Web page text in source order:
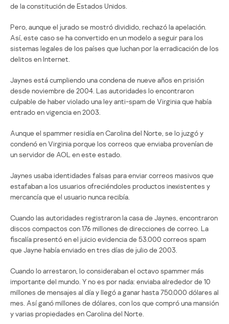
de la constitución de Estados Unidos.
Pero, aunque el jurado se mostró dividido, rechazó la apelación.
Así, este caso se ha convertido en un modelo a seguir para los
sistemas legales de los países que luchan por la erradicación de los
delitos en Internet.
Jaynes está cumpliendo una condena de nueve años en prisión
desde noviembre de 2004. Las autoridades lo encontraron
culpable de haber violado una ley anti-spam de Virginia que había
entrado en vigencia en 2003.
Aunque el spammer residía en Carolina del Norte, se lo juzgó y
condenó en Virginia porque los correos que enviaba provenían de
un servidor de AOL en este estado.
Jaynes usaba identidades falsas para enviar correos masivos que
estafaban a los usuarios ofreciéndoles productos inexistentes y
mercancía que el usuario nunca recibía.
Cuando las autoridades registraron la casa de Jaynes, encontraron
discos compactos con 176 millones de direcciones de correo. La
fiscalía presentó en el juicio evidencia de 53.000 correos spam
que Jayne había enviado en tres días de julio de 2003.
Cuando lo arrestaron, lo consideraban el octavo spammer más
importante del mundo. Y no es por nada: enviaba alrededor de 10
millones de mensajes al día y llegó a ganar hasta 750.000 dólares al
mes. Así ganó millones de dólares, con los que compró una mansión
y varias propiedades en Carolina del Norte.